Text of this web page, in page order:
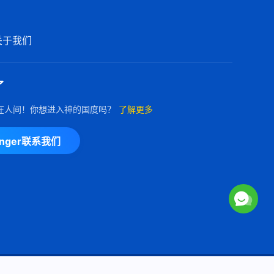
5:11
于我们
间！你想进入神的国度吗？ 了解更多
联系我们